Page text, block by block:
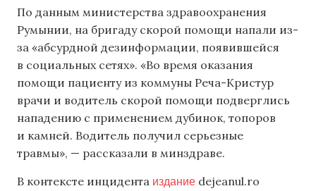
По данным министерства здравоохранения
Румынии, на бригаду скорой помощи напали из-
за «абсурдной дезинформации, появившейся
в социальных сетях». «Во время оказания
помощи пациенту из коммуны Реча-Кристур
врачи и водитель скорой помощи подверглись
нападению с применением дубинок, топоров
и камней. Водитель получил серьезные
травмы», — рассказали в минздраве.
В контексте инцидента издание dejeanul.ro